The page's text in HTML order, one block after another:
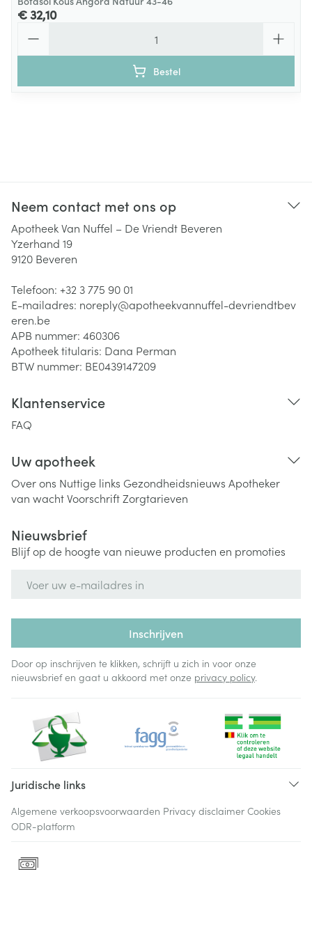
€ 32,10
Bestel
Neem contact met ons op
Apotheek Van Nuffel – De Vriendt Beveren
Yzerhand 19
9120 Beveren
Telefoon: +32 3 775 90 01
E-mailadres: noreply@apotheekvannuffel-devriendtbev
eren.be
APB nummer: 460306
Apotheek titularis: Dana Perman
BTW nummer: BE0439147209
Klantenservice
FAQ
Uw apotheek
Over ons Nuttige links Gezondheidsnieuws Apotheker
van wachtVoorschriftZorgtarieven
Nieuwsbrief
Blijf op de hoogte van nieuwe producten en promoties
Inschrijven
Door op inschrijven te klikken, schrijft u zich in voor onze
nieuwsbrief en gaat u akkoord met onze privacy policy.
Juridische links
Algemene verkoopsvoorwaarden Privacy disclaimer Cookies
ODR-platform